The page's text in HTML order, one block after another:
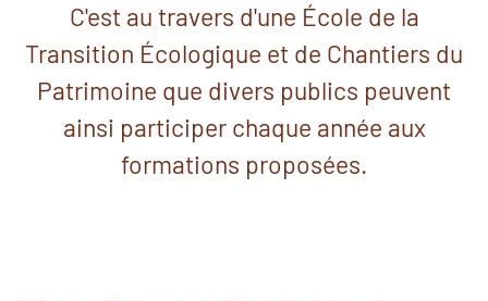
C'est au travers d'une École de la
Transition Écologique et de Chantiers du
Patrimoine que divers publics peuvent
ainsi participer chaque année aux
formations proposées.